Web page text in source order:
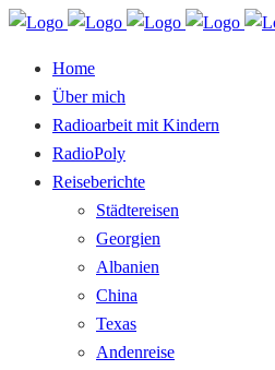
Home
Über mich
Radioarbeit mit Kindern
RadioPoly
Reiseberichte
Städtereisen
Georgien
Albanien
China
Texas
Andenreise